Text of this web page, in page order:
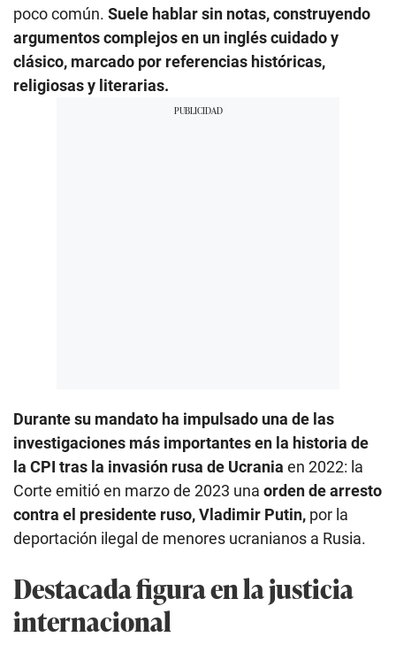
poco común. Suele hablar sin notas, construyendo
argumentos complejos en un inglés cuidado y
clásico, marcado por referencias históricas,
religiosas y literarias.
Durante su mandato ha impulsado una de las
investigaciones más importantes en la historia de
la CPI tras la invasión rusa de Ucrania en 2022: la
Corte emitió en marzo de 2023 una orden de arresto
contra el presidente ruso, Vladimir Putin, por la
deportación ilegal de menores ucranianos a Rusia.
Destacada figura en la justicia
internacional